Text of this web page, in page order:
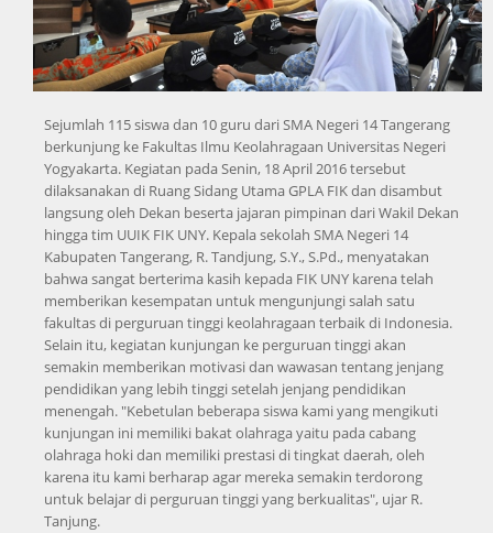
Sejumlah 115 siswa dan 10 guru dari SMA Negeri 14 Tangerang
berkunjung ke Fakultas Ilmu Keolahragaan Universitas Negeri
Yogyakarta. Kegiatan pada Senin, 18 April 2016 tersebut
dilaksanakan di Ruang Sidang Utama GPLA FIK dan disambut
langsung oleh Dekan beserta jajaran pimpinan dari Wakil Dekan
hingga tim UUIK FIK UNY. Kepala sekolah SMA Negeri 14
Kabupaten Tangerang, R. Tandjung, S.Y., S.Pd., menyatakan
bahwa sangat berterima kasih kepada FIK UNY karena telah
memberikan kesempatan untuk mengunjungi salah satu
fakultas di perguruan tinggi keolahragaan terbaik di Indonesia.
Selain itu, kegiatan kunjungan ke perguruan tinggi akan
semakin memberikan motivasi dan wawasan tentang jenjang
pendidikan yang lebih tinggi setelah jenjang pendidikan
menengah. "Kebetulan beberapa siswa kami yang mengikuti
kunjungan ini memiliki bakat olahraga yaitu pada cabang
olahraga hoki dan memiliki prestasi di tingkat daerah, oleh
karena itu kami berharap agar mereka semakin terdorong
untuk belajar di perguruan tinggi yang berkualitas", ujar R.
Tanjung.